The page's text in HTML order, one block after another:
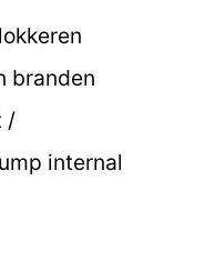
branden
/
internal